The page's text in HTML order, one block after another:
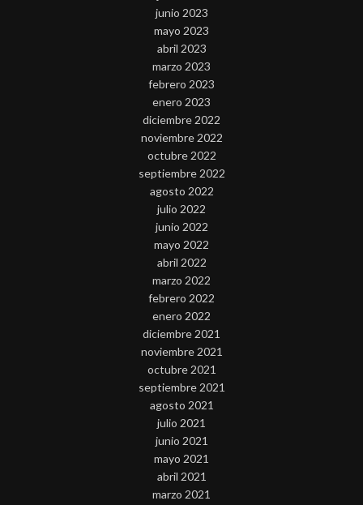
junio 2023
mayo 2023
abril 2023
marzo 2023
febrero 2023
enero 2023
diciembre 2022
noviembre 2022
octubre 2022
septiembre 2022
agosto 2022
julio 2022
junio 2022
mayo 2022
abril 2022
marzo 2022
febrero 2022
enero 2022
diciembre 2021
noviembre 2021
octubre 2021
septiembre 2021
agosto 2021
julio 2021
junio 2021
mayo 2021
abril 2021
marzo 2021